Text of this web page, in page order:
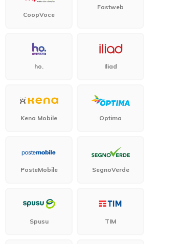
CoopVoce
Fastweb
ho. Iliad
Kena Mobile Optima
PosteMobile SegnoVerde
Spusu TIM